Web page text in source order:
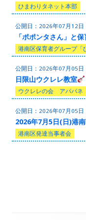
ひまわりタネット本部
2026年07月12日
「ポポンタさん」と
港南区保育者グループ「
2026年07月05日
日限山ウクレレ教室
ウクレレの会 アパパネ
2026年07月05日
2026年7月5日(日)港
港南区発達当事者会